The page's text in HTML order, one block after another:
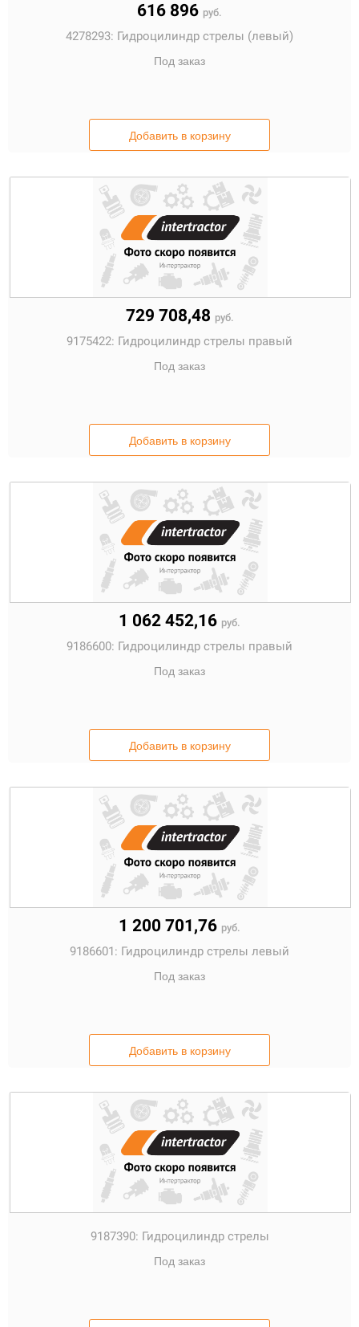
616 896 руб.
4278293: Гидроцилиндр стрелы (левый)
Под заказ
Добавить в корзину
729 708,48 руб.
9175422: Гидроцилиндр стрелы правый
Под заказ
Добавить в корзину
1 062 452,16 руб.
9186600: Гидроцилиндр стрелы правый
Под заказ
Добавить в корзину
1 200 701,76 руб.
9186601: Гидроцилиндр стрелы левый
Под заказ
Добавить в корзину
9187390: Гидроцилиндр стрелы
Под заказ